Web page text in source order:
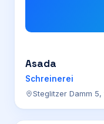
Asada
Schreinerei
Steglitzer Damm 5,